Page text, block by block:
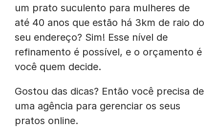
um prato suculento para mulheres de
até 40 anos que estão há 3km de raio do
seu endereço? Sim! Esse nível de
refinamento é possível, e o orçamento é
você quem decide.
Gostou das dicas? Então você precisa de
uma agência para gerenciar os seus
pratos online.